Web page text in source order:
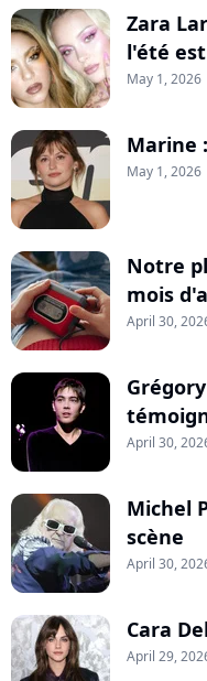
Zara
l'été
May 1, 2026
Marine
May 1, 2026
Notre
mois
April 30,
April 30,
Michel
scène
April 30,
Cara
April 29,